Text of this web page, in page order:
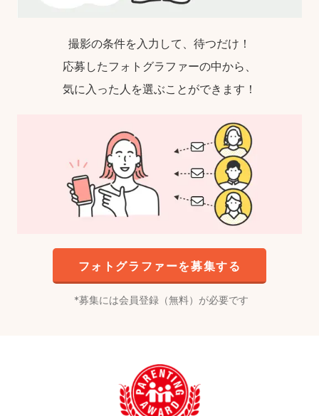
撮影の条件を入力して、待つだけ！
応募したフォトグラファーの中から、
気に入った人を選ぶことができます！
フォトグラファーを募集する
募集には会員登録（無料）が必要です